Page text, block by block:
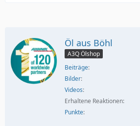
Öl aus Böhl
A3Q Ölshop
Beiträge
Bilder
Videos
Erhaltene Reaktionen
Punkte